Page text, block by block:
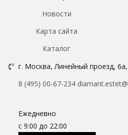
Новости
Карта сайта
Каталог
г. Москва, Линейный проезд,
8 (495) 00-67-234
Ежедневно
с 9:00 до 22:00